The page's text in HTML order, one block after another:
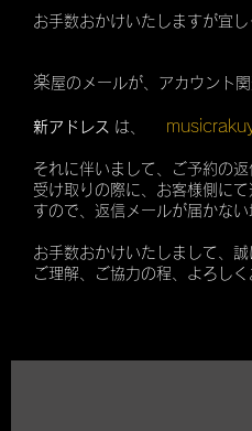
お手数おかけいたしますが宜
楽屋のメールが、アカウント
新アドレス は、
それに伴いまして、ご予約の
受け取りの際に、お客様側に
すので、返信メールが届かな
お手数おかけいたしまして、誠
ご理解、ご協力の程、よろし